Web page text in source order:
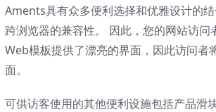
Aments具有众多便利选择和优雅设计的
跨浏览器的兼容性。 因此，您的网站访
Web模板提供了漂亮的界面，因此访问者
面。
可供访客使用的其他便利设施包括产品滑